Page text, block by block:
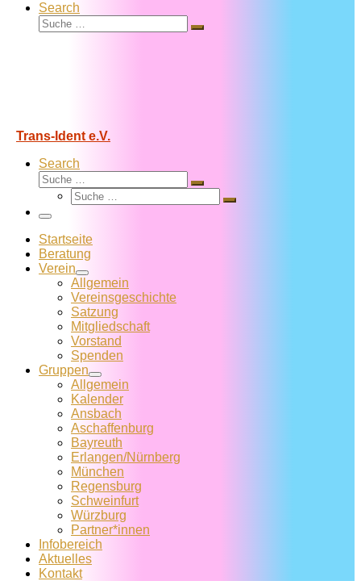
Search
Suche
Suche
Trans-Ident e.V.
Search
Suche
Suche
Suche
Suche
Menü
Startseite
Beratung
Verein
Allgemein
Vereins­geschichte
Satzung
Mitglied­schaft
Vorstand
Spenden
Gruppen
Allgemein
Kalender
Ansbach
Aschaffenburg
Bayreuth
Erlangen/Nürnberg
München
Regensburg
Schweinfurt
Würzburg
Partner*innen
Infobereich
Aktuelles
Kontakt